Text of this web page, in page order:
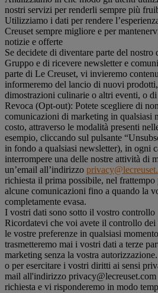
nostri servizi per renderli sempre più
Utilizziamo i dati per rendere
Creuset sempre migliore e per
notizie e offerte
Se decidete di diventare parte del nostro
Gruppo e di ricevere newsletter e
parte di Le Creuset, vi invieremo
informeremo del lancio di nuovi
dimostrazioni culinarie o altri eventi, o
Revoca (Opt-out): Potete scegliere di
comunicazioni di marketing in qualsiasi
costo, attraverso le modalità presenti
esempio, cliccando sul pulsante
in fondo a qualsiasi newsletter), in ogni
interrompere una delle nostre attività di
un’email all’indirizzo
richiesta il prima possibile, nel frattempo
alcune comunicazioni fino a quando la
completamente evasa.
I vostri dati sono sotto il vostro controllo
Ricordatevi che voi avete il controllo dei
le vostre preferenze in qualsiasi
trasmetteremo mai i vostri dati a terze
marketing senza la vostra
o per esercitare i vostri diritti ai sensi
mail all'indirizzo privacy@lecreuset.com
richiesta e vi risponderemo in modo